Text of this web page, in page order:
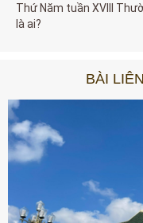
Thứ Năm tuần XVIII
là ai?
BÀI